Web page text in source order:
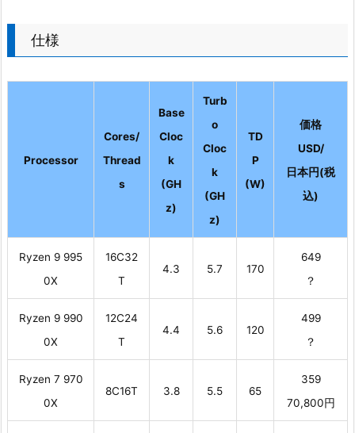
仕様
Processor
Cores/
Thread
s
Base
Cloc
k
(GH
z)
Turb
o
Cloc
k
(GH
z)
TD
P
(W)
価格
USD/
日本円(税
込)
Ryzen 9 995
0X
16C32
T
4.3 5.7 170
649
？
Ryzen 9 990
0X
12C24
T
4.4 5.6 120
499
？
Ryzen 7 970
0X
8C16T 3.8 5.5 65
359
70,800円